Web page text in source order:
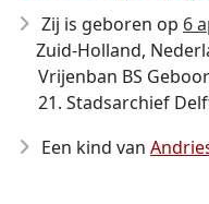
Zij is geboren op 6
Zuid-Holland,
Vrijenban BS
21. Stadsarchief
Een kind van